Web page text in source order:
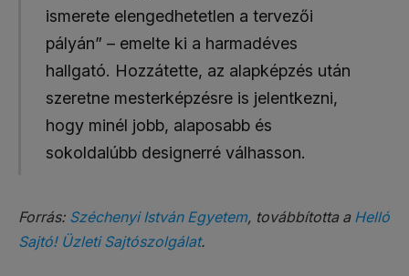
ismerete elengedhetetlen a tervezői
pályán” – emelte ki a harmadéves
hallgató. Hozzátette, az alapképzés után
szeretne mesterképzésre is jelentkezni,
hogy minél jobb, alaposabb és
sokoldalúbb designerré válhasson.
Forrás: Széchenyi István Egyetem, továbbította a Helló
Sajtó! Üzleti Sajtószolgálat.